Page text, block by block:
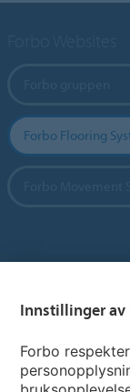
Forbo Flooring
Hjemmeside
Velg land
My Forbo
Innstillinger
Forbo